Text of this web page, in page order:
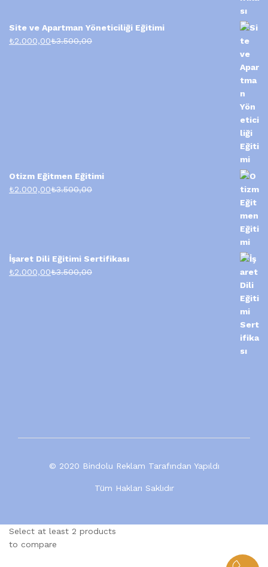
Site ve Apartman Yöneticiliği Eğitimi
₺2.000,00₺3.500,00
Otizm Eğitmen Eğitimi
₺2.000,00₺3.500,00
İşaret Dili Eğitimi Sertifikası
₺2.000,00₺3.500,00
© 2020 Bindolu Reklam Tarafından Yapıldı
Tüm Hakları Saklıdır
Select at least 2 products
to compare